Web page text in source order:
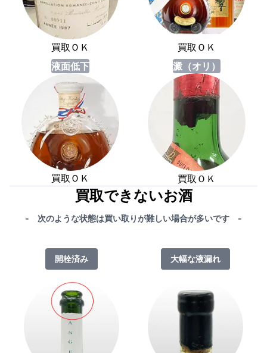
買取ＯＫ
買取ＯＫ
液面低下
買取ＯＫ
澱（オリ）
買取ＯＫ
買取できないお酒
- 次のような状態は買い取りが難しい場合が多いです -
開栓済み 大幅な液漏れ